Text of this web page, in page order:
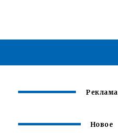
Реклама
Новое